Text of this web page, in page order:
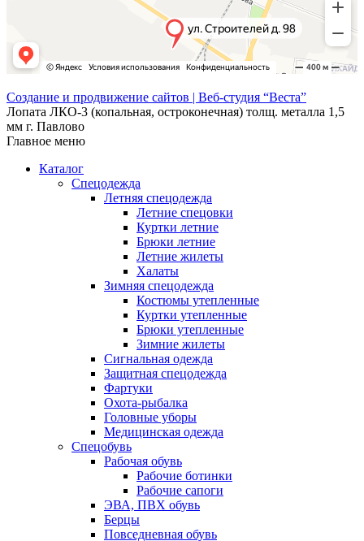
Создание и продвижение сайтов | Веб-студия “Веста”
Лопата ЛКО-3 (копальная, остроконечная) толщ. металла 1,5
мм г. Павлово
Главное меню
Каталог
Спецодежда
Летняя спецодежда
Летние спецовки
Куртки летние
Брюки летние
Летние жилеты
Халаты
Зимняя спецодежда
Костюмы утепленные
Куртки утепленные
Брюки утепленные
Зимние жилеты
Сигнальная одежда
Защитная спецодежда
Фартуки
Охота-рыбалка
Головные уборы
Медицинская одежда
Спецобувь
Рабочая обувь
Рабочие ботинки
Рабочие сапоги
ЭВА, ПВХ обувь
Берцы
Повседневная обувь